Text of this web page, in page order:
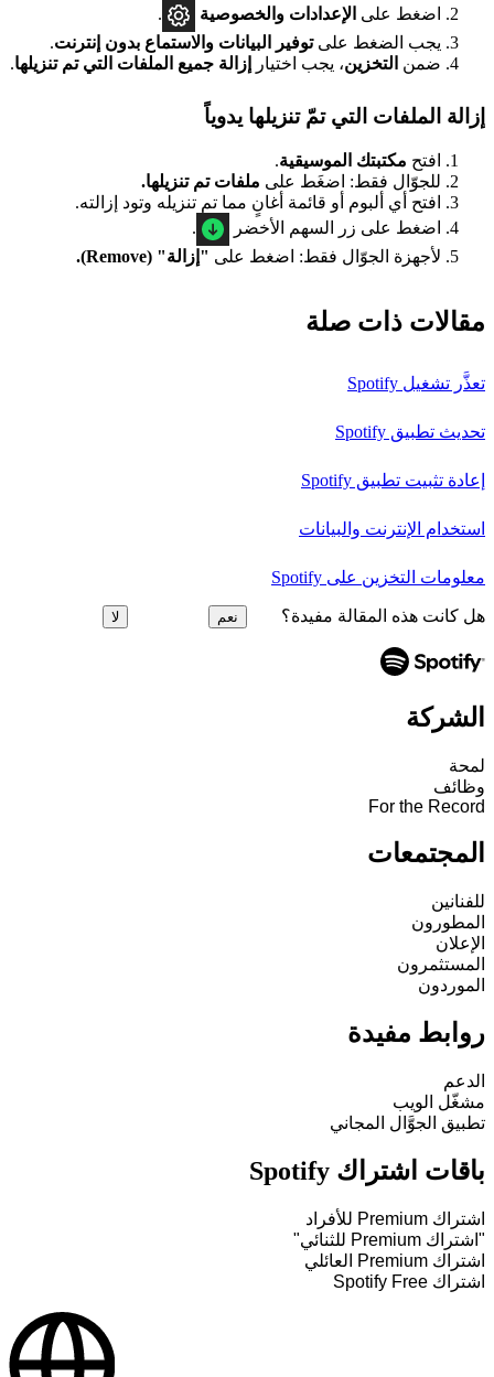
اضغط على الإعدادات والخصوصية
.
يجب الضغط علىتوفير البيانات والاستماع بدون إنترنت.
ضمن التخزين، يجب اختيار إزالة جميع الملفات التي تم تنزيلها.
إزالة الملفات التي تمّ تنزيلها يدوياً
افتح مكتبتك الموسيقية.
للجوّال فقط: اضغَط على ملفات تم تنزيلها.
افتح أي ألبوم أو قائمة أغانٍ مما تم تنزيله وتود إزالته.
اضغط على زر السهم الأخضر
.
لأجهزة الجوّال فقط: اضغط على "إزالة" (Remove).
مقالات ذات صلة
تعذَّر تشغيل Spotify
تحديث تطبيق Spotify
إعادة تثبيت تطبيق Spotify
استخدام الإنترنت والبيانات
معلومات التخزين على Spotify
هل كانت هذه المقالة مفيدة؟ نعم لا
الشركة
لمحة
وظائف
For the Record
المجتمعات
للفنانين
المطورون
الإعلان
المستثمرون
الموردون
روابط مفيدة
الدعم
مشغّل الويب
تطبيق الجوَّال المجاني
باقات اشتراك Spotify
اشتراك Premium للأفراد
"اشتراك Premium للثنائي"
اشتراك Premium العائلي
اشتراك Spotify Free